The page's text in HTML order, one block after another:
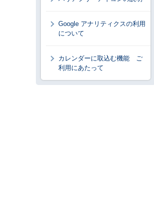
Google アナリティクスの利用
について
カレンダーに取込む機能 ご
利用にあたって